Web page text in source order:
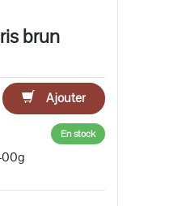
brun
Ajouter
En stock